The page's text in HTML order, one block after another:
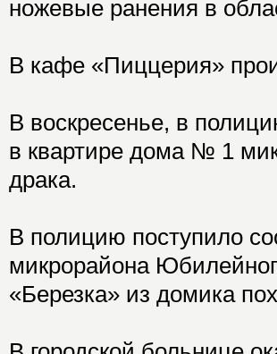
ножевые ранения в
В кафе «Пиццерия»
В воскресенье, в
в квартире дома № 1
драка.
В полицию поступило
микрорайона
«Березка» из домика